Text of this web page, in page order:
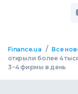
Finance.ua / Все
открыли более 4
3−4 фирмы в день